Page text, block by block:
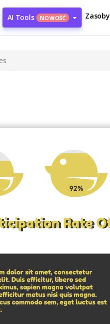
AI Tools NOWOŚĆ Zasoby